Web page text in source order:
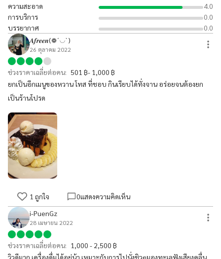
ความสะอาด
4.0
การบริการ
0.0
บรรยากาศ
0.0
𝑨𝒇𝒓𝒆𝒆𝒏(❁´◡`)
26 ตุลาคม 2022
ช่วงราคาเฉลี่ยต่อคน: 501 ฿- 1,000 ฿
ยกเป็นอีกเมนูของหวาน โทส ที่ชอบ กินเรียบได้ทั่งจาน อร่อยจนต้องยก
เป็นร้านโปรด
1 ถูกใจ 0แสดงความคิดเห็น
i-PuenGz
28 เมษายน 2022
ช่วงราคาเฉลี่ยต่อคน: 1,000 - 2,500 ฿
วิวดีมาก เครื่องดื่มได้อยู่น้า เหมาะกับการไปนั่งชิวๆมองทะเลฟังเสียงคลื่น